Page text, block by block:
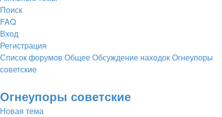
Поиск
FAQ
Вход
Регистрация
Список форумов ОбщееОбсуждение находокОгнеупоры
советские
Огнеупоры советские
Новая тема